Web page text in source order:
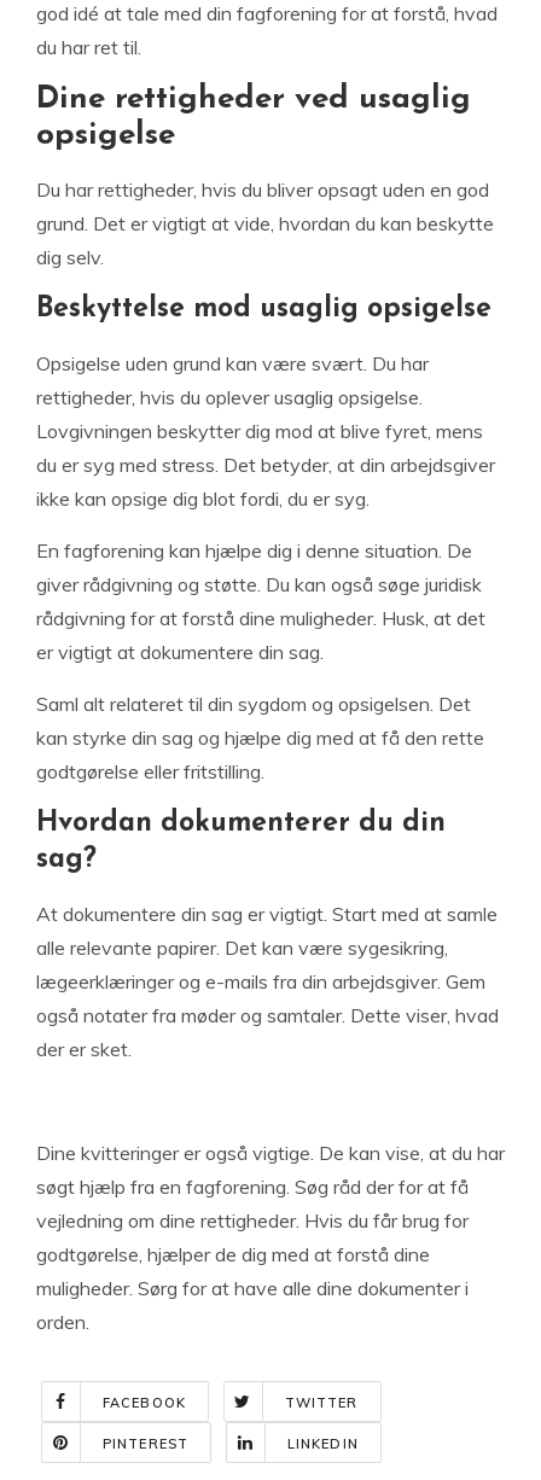
god idé at tale med din fagforening for at forstå, hvad
du har ret til.
Dine rettigheder ved usaglig
opsigelse
Du har rettigheder, hvis du bliver opsagt uden en god
grund. Det er vigtigt at vide, hvordan du kan beskytte
dig selv.
Beskyttelse mod usaglig opsigelse
Opsigelse uden grund kan være svært. Du har
rettigheder, hvis du oplever usaglig opsigelse.
Lovgivningen beskytter dig mod at blive fyret, mens
du er syg med stress. Det betyder, at din arbejdsgiver
ikke kan opsige dig blot fordi, du er syg.
En fagforening kan hjælpe dig i denne situation. De
giver rådgivning og støtte. Du kan også søge juridisk
rådgivning for at forstå dine muligheder. Husk, at det
er vigtigt at dokumentere din sag.
Saml alt relateret til din sygdom og opsigelsen. Det
kan styrke din sag og hjælpe dig med at få den rette
godtgørelse eller fritstilling.
Hvordan dokumenterer du din
sag?
At dokumentere din sag er vigtigt. Start med at samle
alle relevante papirer. Det kan være sygesikring,
lægeerklæringer og e-mails fra din arbejdsgiver. Gem
også notater fra møder og samtaler. Dette viser, hvad
der er sket.
Dine kvitteringer er også vigtige. De kan vise, at du har
søgt hjælp fra en fagforening. Søg råd der for at få
vejledning om dine rettigheder. Hvis du får brug for
godtgørelse, hjælper de dig med at forstå dine
muligheder. Sørg for at have alle dine dokumenter i
orden.
FACEBOOK TWITTER
PINTEREST LINKEDIN